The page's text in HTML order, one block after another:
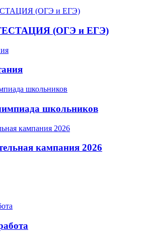
(ОГЭ и ЕГЭ)
школьников
кампания 2026